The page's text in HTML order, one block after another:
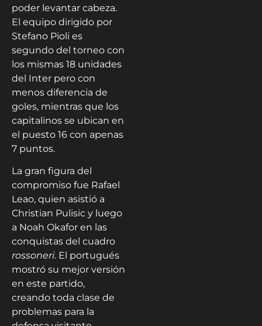
poder levantar cabeza.
El equipo dirigido por
Stefano Pioli es
segundo del torneo con
los mismas 18 unidades
del Inter pero con
menos diferencia de
goles, mientras que los
capitalinos se ubican en
el puesto 16 con apenas
7 puntos.
La gran figura del
compromiso fue Rafael
Leao, quien asistió a
Christian Pulisic y luego
a Noah Okafor en las
conquistas del cuadro
rossoneri. El portugués
mostró su mejor versión
en este partido,
creando toda clase de
problemas para la